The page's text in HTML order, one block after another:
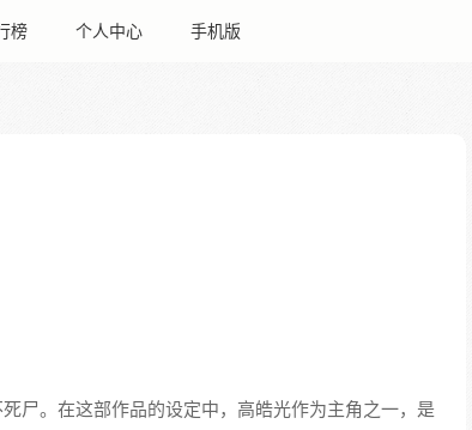
榜 个人中心 手机版
尸。在这部作品的设定中，高皓光作为主角之一，是